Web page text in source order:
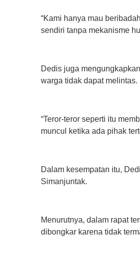
‎“Kami hanya mau
sendiri tanpa mekanisme
‎Dedis juga
warga tidak dapat melintas.
‎“Teror-teror seperti itu
muncul ketika ada pihak
‎Dalam kesempatan itu,
Simanjuntak.
‎Menurutnya, dalam rapat
dibongkar karena tidak